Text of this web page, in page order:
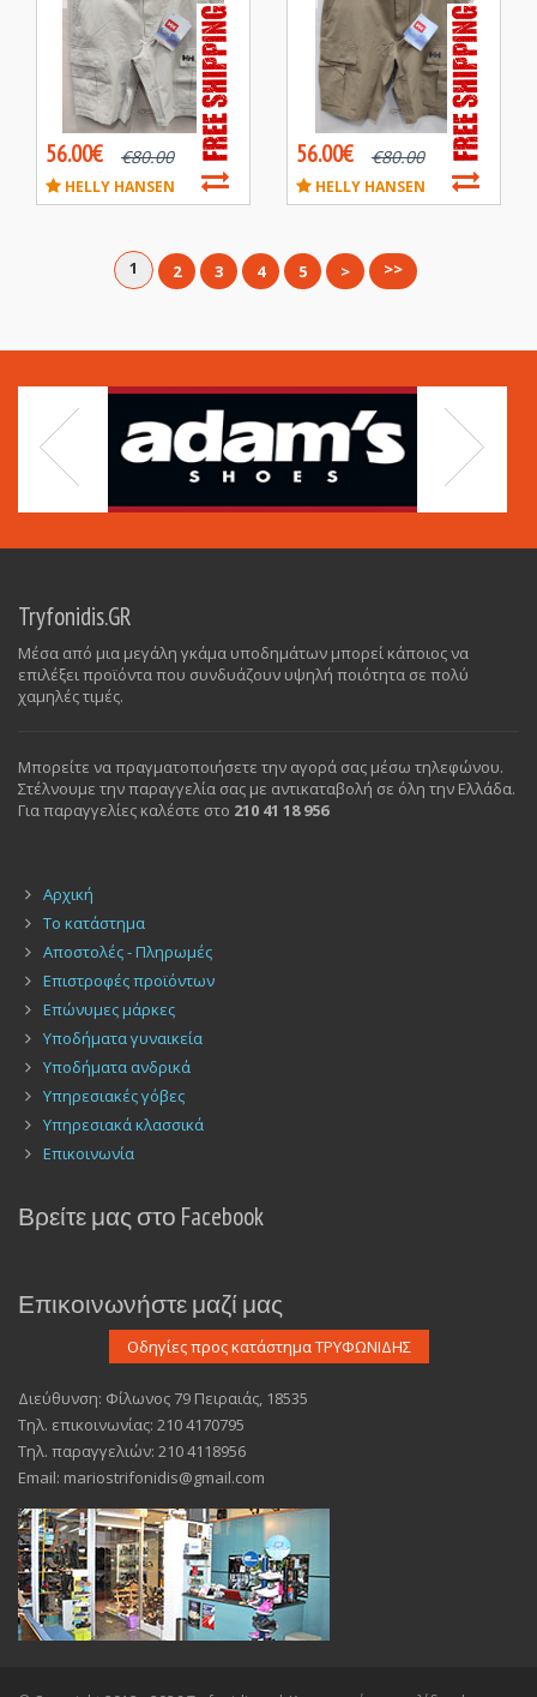
56.00€ €80.00
HELLY HANSEN
56.00€ €80.00
HELLY HANSEN
1 2 3 4 5 > >>
Tryfonidis.GR
Μέσα από μια μεγάλη γκάμα υποδημάτων μπορεί κάποιος να
επιλέξει προϊόντα που συνδυάζουν υψηλή ποιότητα σε πολύ
χαμηλές τιμές.
Μπορείτε να πραγματοποιήσετε την αγορά σας μέσω τηλεφώνου.
Στέλνουμε την παραγγελία σας με αντικαταβολή σε όλη την Ελλάδα.
Για παραγγελίες καλέστε στο 210 41 18 956
Αρχική
Το κατάστημα
Αποστολές - Πληρωμές
Επιστροφές προϊόντων
Επώνυμες μάρκες
Υποδήματα γυναικεία
Υποδήματα ανδρικά
Υπηρεσιακές γόβες
Υπηρεσιακά κλασσικά
Επικοινωνία
Βρείτε μας στο Facebook
Επικοινωνήστε μαζί μας
Διεύθυνση: Φίλωνος 79 Πειραιάς, 18535
Τηλ. επικοινωνίας: 210 4170795
Τηλ. παραγγελιών: 210 4118956
Email: mariostrifonidis@gmail.com